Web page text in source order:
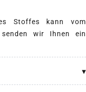
Stoffes kann vom
senden wir Ihnen ein